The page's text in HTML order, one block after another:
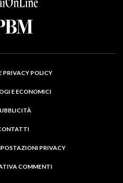
PRIVACY POLICY
E ECONOMICI
PRIVACY
COMMENTI